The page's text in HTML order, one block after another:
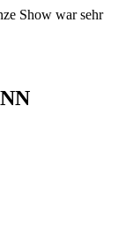
Show war sehr